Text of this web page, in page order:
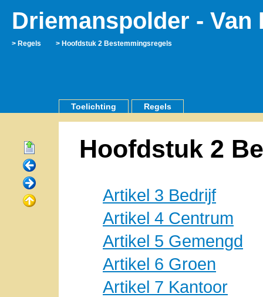
Driemanspolder - Van
Regels Hoofdstuk 2 Bestemmingsregels
Toelichting Regels
Hoofdstuk 2
Artikel 3 Bedrijf
Artikel 4 Centrum
Artikel 5 Gemengd
Artikel 6 Groen
Artikel 7 Kantoor